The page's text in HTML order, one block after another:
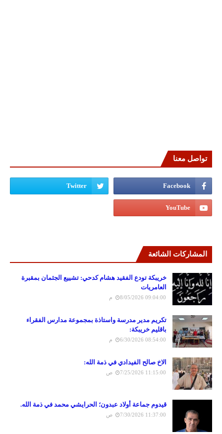
تواصل معنا
المشاركات الشائعة
خريبكة تودع الفقيد هشام كدحي: تشييع الجثمان بمقبرة
العامريات
8/05/2026 09:04:00 م
تكريم مدير مدرسة واستاذة بمجموعة مدارس الفقراء
باقليم خريبكة:
6/30/2026 08:54:00 م
الاخ صالح الفيدادي في ذمة الله:
7/25/2026 11:15:00 ص
قيدوم جماعة أولاد عبدون؛ الحرايشي محمد في ذمة الله.
7/30/2026 11:37:00 ص